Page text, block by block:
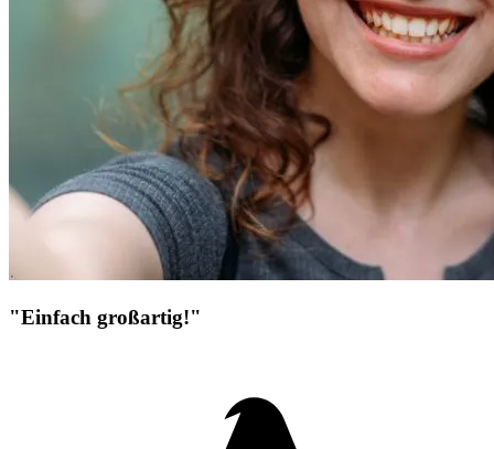
"Einfach großartig!"